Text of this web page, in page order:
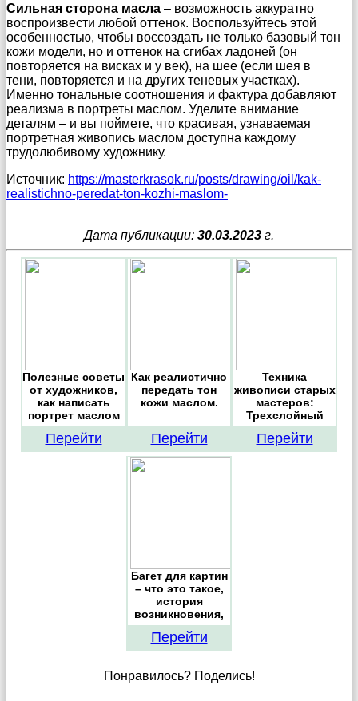
Сильная сторона масла – возможность аккуратно
воспроизвести любой оттенок. Воспользуйтесь этой
особенностью, чтобы воссоздать не только базовый тон
кожи модели, но и оттенок на сгибах ладоней (он
повторяется на висках и у век), на шее (если шея в
тени, повторяется и на других теневых участках).
Именно тональные соотношения и фактура добавляют
реализма в портреты маслом. Уделите внимание
деталям – и вы поймете, что красивая, узнаваемая
портретная живопись маслом доступна каждому
трудолюбивому художнику.
Источник: https://masterkrasok.ru/posts/drawing/oil/kak-
realistichno-peredat-ton-kozhi-maslom-
Дата публикации: 30.03.2023 г.
Полезные советы
от художников,
как написать
портрет маслом
Перейти
Как реалистично
передать тон
кожи маслом.
Перейти
Техника
живописи старых
мастеров:
Трехслойный
метод
Перейти
Багет для картин
– что это такое,
история
возникновения,
характеристики
разных
материалов
Перейти
Понравилось? Поделись!